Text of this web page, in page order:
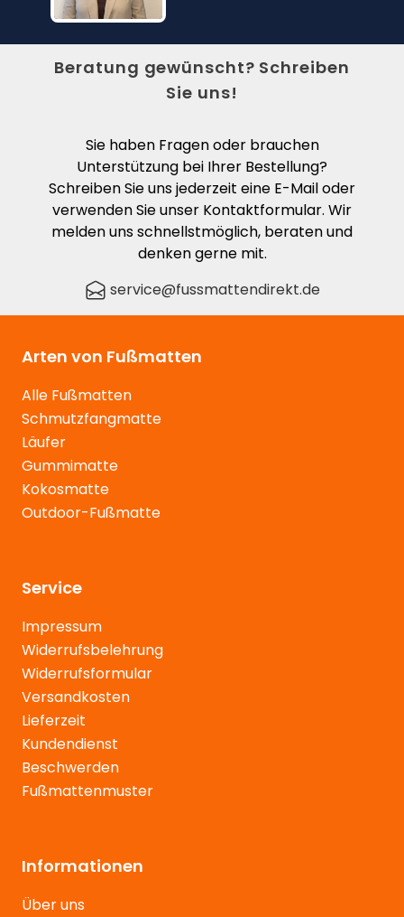
Beratung gewünscht? Schreiben
Sie uns!
Sie haben Fragen oder brauchen
Unterstützung bei Ihrer Bestellung?
Schreiben Sie uns jederzeit eine E-Mail oder
verwenden Sie unser Kontaktformular. Wir
melden uns schnellstmöglich, beraten und
denken gerne mit.
service@fussmattendirekt.de
Arten von Fußmatten
Alle Fußmatten
Schmutzfangmatte
Läufer
Gummimatte
Kokosmatte
Outdoor-Fußmatte
Service
Impressum
Widerrufsbelehrung
Widerrufsformular
Versandkosten
Lieferzeit
Kundendienst
Beschwerden
Fußmattenmuster
Informationen
Über uns